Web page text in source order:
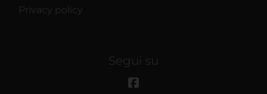
Privacy policy
Segui su